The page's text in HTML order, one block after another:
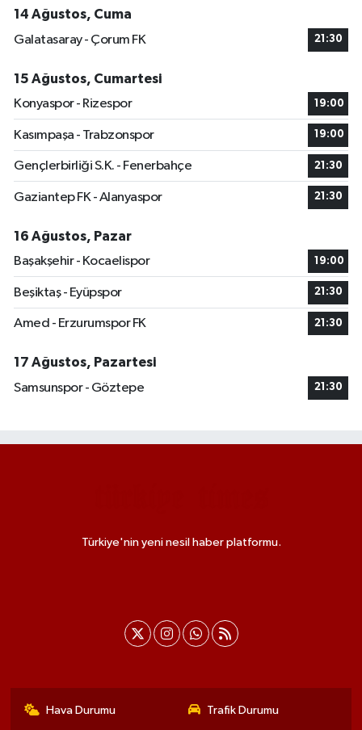
14 Ağustos, Cuma
Galatasaray - Çorum FK
21:30
15 Ağustos, Cumartesi
Konyaspor - Rizespor
19:00
Kasımpaşa - Trabzonspor 19:00
Gençlerbirliği S.K. - Fenerbahçe 21:30
Gaziantep FK - Alanyaspor 21:30
16 Ağustos, Pazar
Başakşehir - Kocaelispor
19:00
Beşiktaş - Eyüpspor 21:30
Amed - Erzurumspor FK 21:30
17 Ağustos, Pazartesi
Samsunspor - Göztepe
21:30
Türkiye'nin yeni nesil haber platformu.
Hava Durumu Trafik Durumu